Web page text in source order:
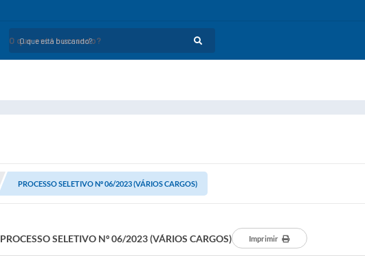
O que está buscando?
PROCESSO SELETIVO Nº 06/2023 (VÁRIOS CARGOS)
PROCESSO SELETIVO Nº 06/2023 (VÁRIOS CARGOS) Imprimir